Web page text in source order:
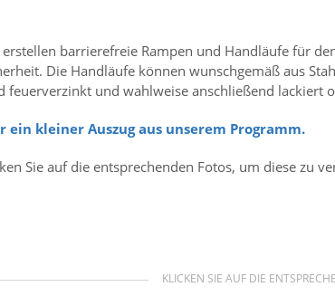
barrierefreie Rampen und Handläufe für
Die Handläufe können wunschgemäß aus
feuerverzinkt und wahlweise anschließend lackiert
ein kleiner Auszug aus unserem Programm.
Sie auf die entsprechenden Fotos, um diese zu
KLICKEN SIE AUF DIE